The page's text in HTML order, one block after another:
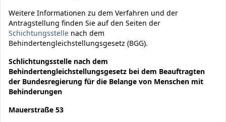
Weitere Informationen zu dem Verfahren und der
Antragstellung finden Sie auf den Seiten der
Schichtungsstelle nach dem
Behindertengleichstellungsgesetz (BGG).
Schlichtungsstelle nach dem
Behindertengleichstellungsgesetz bei dem Beauftragten
der Bundesregierung für die Belange von Menschen mit
Behinderungen
Mauerstraße 53